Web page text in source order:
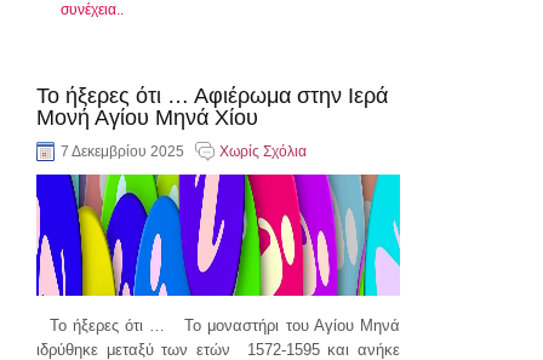
συνέχεια..
Το ήξερες ότι … Αφιέρωμα στην Ιερά
Μονή Αγίου Μηνά Χίου
7 Δεκεμβρίου 2025 Χωρίς Σχόλια
Το ήξερες ότι … Το μοναστήρι του Αγίου Μηνά
ιδρύθηκε μεταξύ των ετών 1572-1595 και ανήκε